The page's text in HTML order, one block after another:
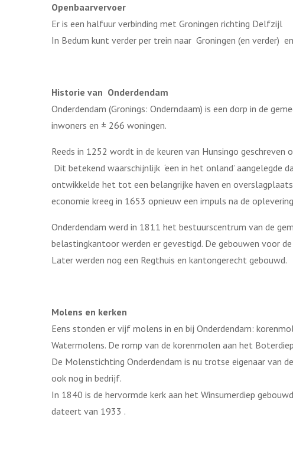
Openbaarvervoer
Er is een halfuur verbinding met Groningen richting Delfzijl
In Bedum kunt verder per trein naar Groningen (en verder)
Historie van Onderdendam
Onderdendam (Gronings: Onderndaam) is een dorp in de
inwoners en ± 266 woningen.
Reeds in 1252 wordt in de keuren van Hunsingo
Dit betekend waarschijnlijk ‘een in het onland’
ontwikkelde het tot een belangrijke haven en
economie kreeg in 1653 opnieuw een impuls na de
Onderdendam werd in 1811 het bestuurscentrum van de
belastingkantoor werden er gevestigd. De gebouwen voor
Later werden nog een Regthuis en kantongerecht gebouwd.
Molens en kerken
Eens stonden er vijf molens in en bij Onderdendam:
Watermolens. De romp van de korenmolen aan het
De Molenstichting Onderdendam is nu trotse eigenaar van
ook nog in bedrijf.
In 1840 is de hervormde kerk aan het Winsumerdiep
dateert van 1933 .